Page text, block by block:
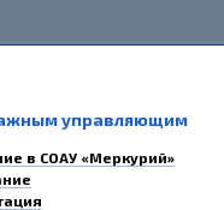
управляющим
в СОАУ «Меркурий»